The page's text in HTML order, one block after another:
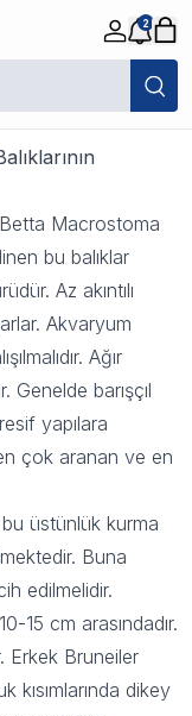
2
Macrostoma
bu balıklar
Az akıntılı
Akvaryum
Ağır
Genelde barışçıl
yapılara
çok aranan ve en
üstünlük kurma
Buna
edilmelidir.
15 cm arasındadır.
Erkek Bruneiler
dikey